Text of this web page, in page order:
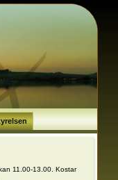
11.00-13.00. Kostar